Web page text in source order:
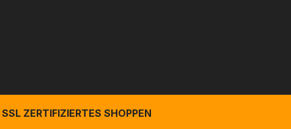
SSL ZERTIFIZIERTES SHOPPEN